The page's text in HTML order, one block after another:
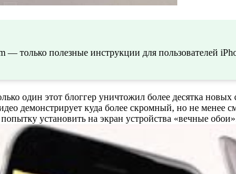
— только полезные инструкции для пользователей
один этот блоггер уничтожил более десятка
демонстрирует куда более скромный, но не менее
установить на экран устройства «вечные